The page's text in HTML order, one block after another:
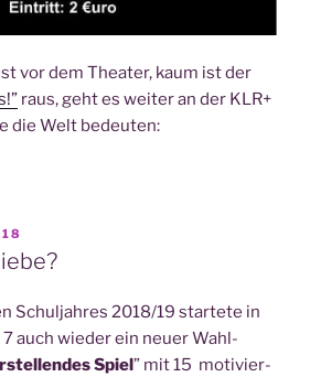
vor dem Thea­ter, kaum ist der
raus, geht es wei­ter an der KLR+
die Welt bedeuten:
Schul­jah­res 2018/19 star­te­te in
auch wie­der ein neu­er Wahl­
Spiel” mit 15 moti­vier­